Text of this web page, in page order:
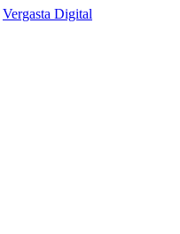
Vergasta Digital